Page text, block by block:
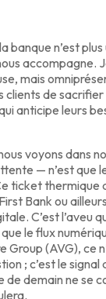
banque n’est plus
accompagne.
mais
clients de
anticipe leurs
voyons dans
— n’est que
ticket thermique
Bank ou
C’est l’aveu
le flux
Group (AVG), ce
; c’est le signal
de demain ne se